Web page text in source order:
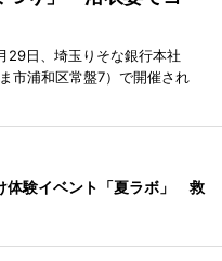
29日、埼玉りそな銀行本社
市浦和区常盤7）で開催され
体験イベント「夏ラボ」 救